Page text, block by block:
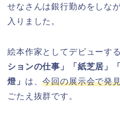
せなさんは銀行勤めをしな
入りました。
絵本作家としてデビューする
ションの仕事」「紙芝居」
燈」 は、今回の展示会で発
ごたえ抜群です。